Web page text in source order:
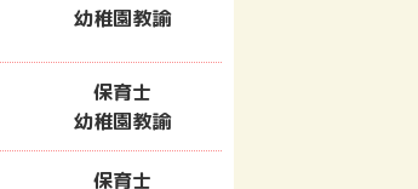
幼稚園教諭
保育士
幼稚園教諭
保育士